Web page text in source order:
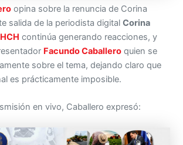
opina sobre la renuncia de Corina
salida de la periodista digitalCorina
HCH continúa generando reacciones, y
Facundo Caballero quien se
sobre el tema, dejando claro que
es prácticamente imposible.
en vivo, Caballero expresó: